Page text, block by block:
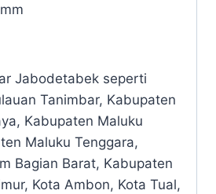
Jabodetabek seperti
Tanimbar, Kabupaten
Kabupaten Maluku
Maluku Tenggara,
Bagian Barat, Kabupaten
Kota Ambon, Kota Tual,